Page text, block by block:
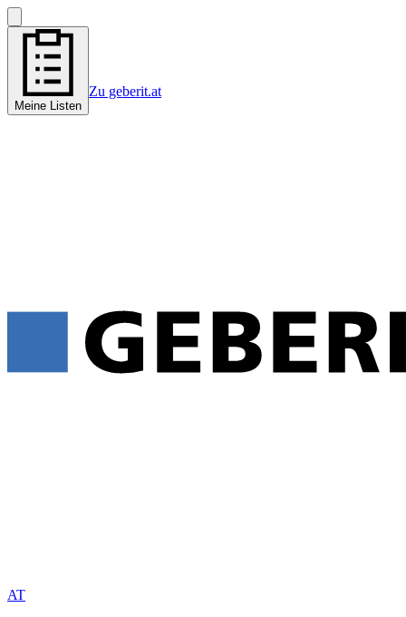
Meine Listen
Zu geberit.at
AT